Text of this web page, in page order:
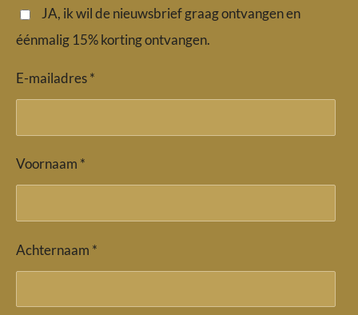
r
m
p
JA, ik wil de nieuwsbrief graag ontvangen en
éénmalig 15% korting ontvangen.
E-mailadres *
Voornaam *
Achternaam *